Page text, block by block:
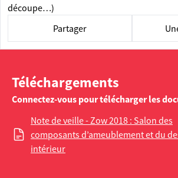
découpe…)
Partager
Téléchargements
Connectez-vous pour télécharger les
Note de veille - Zow 2018 : Salon des
composants d’ameublement et du
intérieur